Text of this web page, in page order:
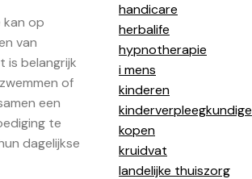
kan op
van
is belangrijk
of
een
te
dagelijkse
handicare
herbalife
hypnotherapie
i mens
kinderen
kinderverpleegkundige
kopen
kruidvat
landelijke thuiszorg